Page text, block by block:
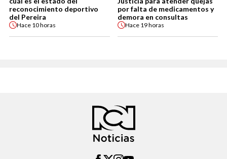
reconocimiento deportivo
del Pereira
Hace 10 horas
por falta de medicamentos y
demora en consultas
Hace 19 horas